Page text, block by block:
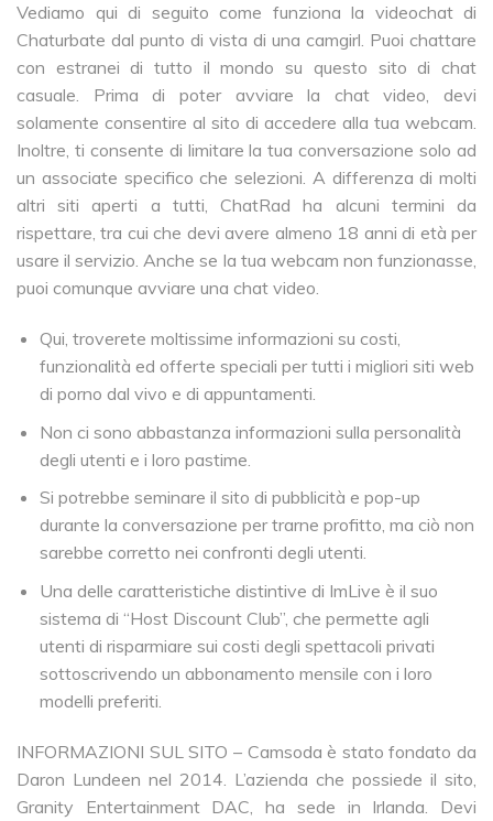
Vediamo qui di seguito come funziona la videochat di
Chaturbate dal punto di vista di una camgirl. Puoi chattare
con estranei di tutto il mondo su questo sito di chat
casuale. Prima di poter avviare la chat video, devi
solamente consentire al sito di accedere alla tua webcam.
Inoltre, ti consente di limitare la tua conversazione solo ad
un associate specifico che selezioni. A differenza di molti
altri siti aperti a tutti, ChatRad ha alcuni termini da
rispettare, tra cui che devi avere almeno 18 anni di età per
usare il servizio. Anche se la tua webcam non funzionasse,
puoi comunque avviare una chat video.
Qui, troverete moltissime informazioni su costi,
funzionalità ed offerte speciali per tutti i migliori siti web
di porno dal vivo e di appuntamenti.
Non ci sono abbastanza informazioni sulla personalità
degli utenti e i loro pastime.
Si potrebbe seminare il sito di pubblicità e pop-up
durante la conversazione per trarne profitto, ma ciò non
sarebbe corretto nei confronti degli utenti.
Una delle caratteristiche distintive di ImLive è il suo
sistema di “Host Discount Club”, che permette agli
utenti di risparmiare sui costi degli spettacoli privati
sottoscrivendo un abbonamento mensile con i loro
modelli preferiti.
INFORMAZIONI SUL SITO – Camsoda è stato fondato da
Daron Lundeen nel 2014. L’azienda che possiede il sito,
Granity Entertainment DAC, ha sede in Irlanda. Devi